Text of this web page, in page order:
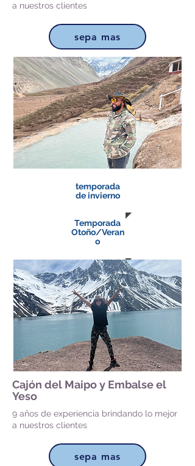
a nuestros clientes
sepa mas
temporada
de invierno
Temporada
Otoño/Veran
o
Cajón del Maipo y Embalse el
Yeso
9 años de experiencia brindando lo mejor
a nuestros clientes
sepa mas